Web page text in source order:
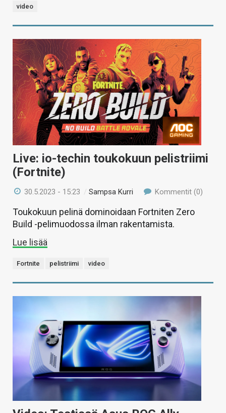
video
Live: io-techin toukokuun pelistriimi
(Fortnite)
30.5.2023 - 15:23 /Sampsa Kurri Kommentit (0)
Toukokuun pelinä dominoidaan Fortniten Zero
Build -pelimuodossa ilman rakentamista.
Lue lisää
Fortnite pelistriimi video